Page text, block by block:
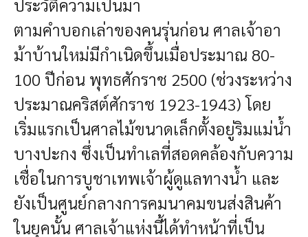
ประวัติความเป็นมา
ตามคำบอกเล่าของคนรุ่นก่อน ศาลเจ้าอา
ม้าบ้านใหม่มีกำเนิดขึ้นเมื่อประมาณ 80-
100 ปีก่อน พุทธศักราช 2500 (ช่วงระหว่าง
ประมาณคริสต์ศักราช 1923-1943) โดย
เริ่มแรกเป็นศาลไม้ขนาดเล็กตั้งอยู่ริมแม่น้ำ
บางปะกง ซึ่งเป็นทำเลที่สอดคล้องกับความ
เชื่อในการบูชาเทพเจ้าผู้ดูแลทางน้ำ และ
ยังเป็นศูนย์กลางการคมนาคมขนส่งสินค้า
ในยุคนั้น ศาลเจ้าแห่งนี้ได้ทำหน้าที่เป็น